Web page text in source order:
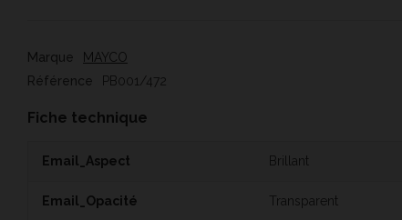
Marque
MAYCO
Référence
PB001/472
Fiche technique
Email_Aspect Brillant
Email_Opacité Transparent